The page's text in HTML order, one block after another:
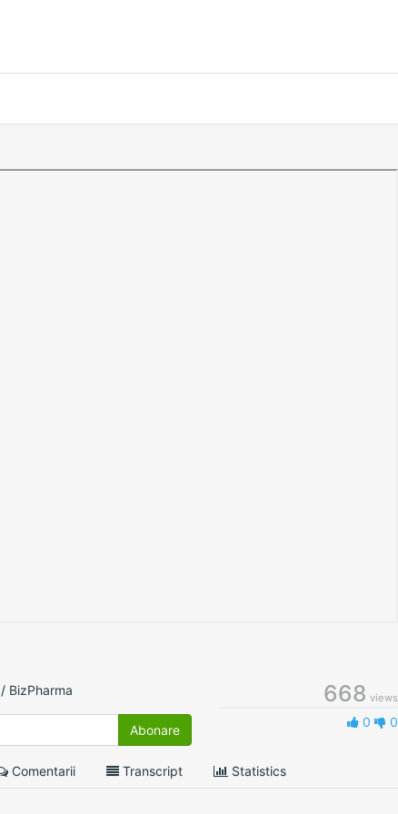
/ BizPharma
Abonare
668 views
0 0
Comentarii Transcript Statistics